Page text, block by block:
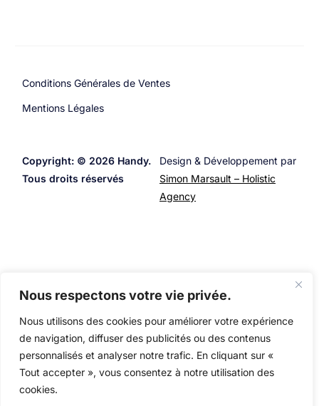
Nous respectons votre vie privée.
Nous utilisons des cookies pour améliorer votre expérience
de navigation, diffuser des publicités ou des contenus
personnalisés et analyser notre trafic. En cliquant sur «
Tout accepter », vous consentez à notre utilisation des
cookies.
Conditions Générales de Ventes
Mentions Légales
Copyright: © 2026 Handy.
Tous droits réservés
Design & Développement par
Simon Marsault – Holistic
Agency